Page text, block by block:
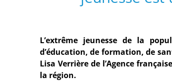
L’extrême jeunesse de la
d’éducation, de formation, de
Lisa Verrière de l’Agence
la région.